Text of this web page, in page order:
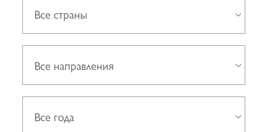
Все страны
Все направления
Все года